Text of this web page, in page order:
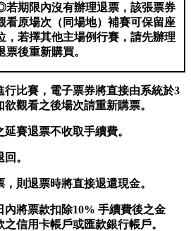
期限內沒有辦理退票，該張票券
看原場次（同場地）補賽可保留座
，若擇其他主場例行賽，請先辦理
票後重新購買。
比賽，電子票券將直接由系統於3
觀看之後場次請重新購票。
賽退票不收取手續費。
。
則退票時將直接退還現金。
將票款扣除10% 手續費後之金
信用卡帳戶或匯款銀行帳戶。